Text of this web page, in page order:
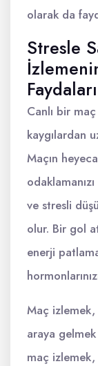
olarak da
Stresle
Faydaları
Canlı bir
kaygılardan
Maçın
ve stresli
olur. Bir gol
enerji
Maç izlemek,
araya
maç izlemek,